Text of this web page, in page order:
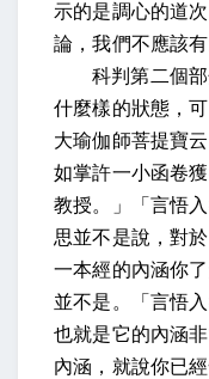
示的是調心的道
論，我們不應該
科判第二個
什麼樣的狀態，
大瑜伽師菩提寶
如掌許一小函卷
教授。」
「言悟
思並不是說，對
一本經的內涵你
並不是。「言悟
也就是它的內涵
內涵，就說你已